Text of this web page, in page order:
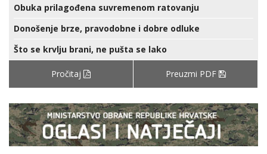
Obuka prilagođena suvremenom ratovanju
Donošenje brze, pravodobne i dobre odluke
Što se krvlju brani, ne pušta se lako
Pročitaj Preuzmi PDF